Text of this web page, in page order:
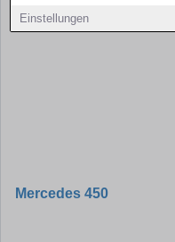
Einstellungen
Mercedes 450